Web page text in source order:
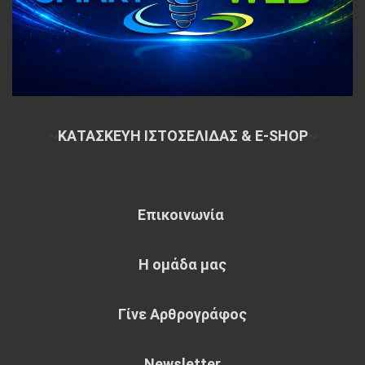
ΚΑΤΑΣΚΕΥΗ ΙΣΤΟΣΕΛΙΔΑΣ & E-SHOP~
Επικοινωνία
Η ομάδα μας
Γίνε Αρθρογράφος